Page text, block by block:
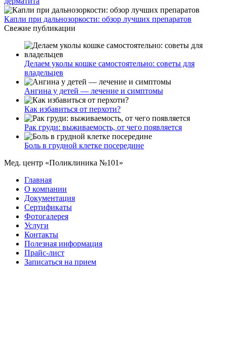
Капли при дальнозоркости: обзор лучших препаратов
Свежие публикации
Делаем уколы кошке самостоятельно: советы для
владельцев
Ангина у детей — лечение и симптомы
Как избавиться от перхоти?
Рак груди: выживаемость, от чего появляется
Боль в грудной клетке посередине
Мед. центр «Поликлиника №101»
Главная
О компании
Документация
Сертификаты
Фотогалерея
Услуги
Контакты
Полезная информация
Прайс-лист
Записаться на прием